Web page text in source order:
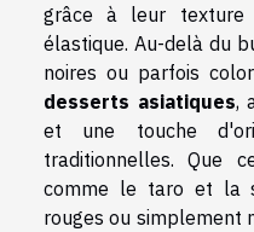
grâce à leur texture
élastique. Au-delà du
noires ou parfois
desserts asiatiques,
et une touche
traditionnelles. Que
comme le taro et la
rouges ou simplement